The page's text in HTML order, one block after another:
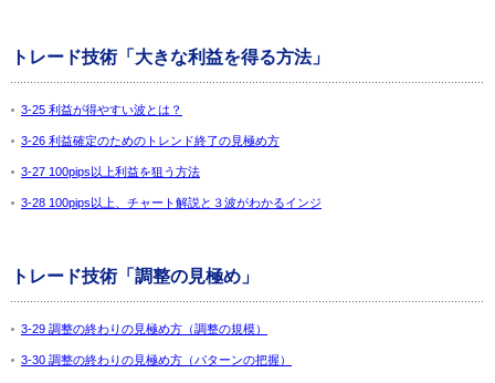
トレード技術「大きな利益を得る方法」
3-25 利益が得やすい波とは？
3-26 利益確定のためのトレンド終了の見極め方
3-27 100pips以上利益を狙う方法
3-28 100pips以上、チャート解説と３波がわかるインジ
トレード技術「調整の見極め」
3-29 調整の終わりの見極め方（調整の規模）
3-30 調整の終わりの見極め方（パターンの把握）